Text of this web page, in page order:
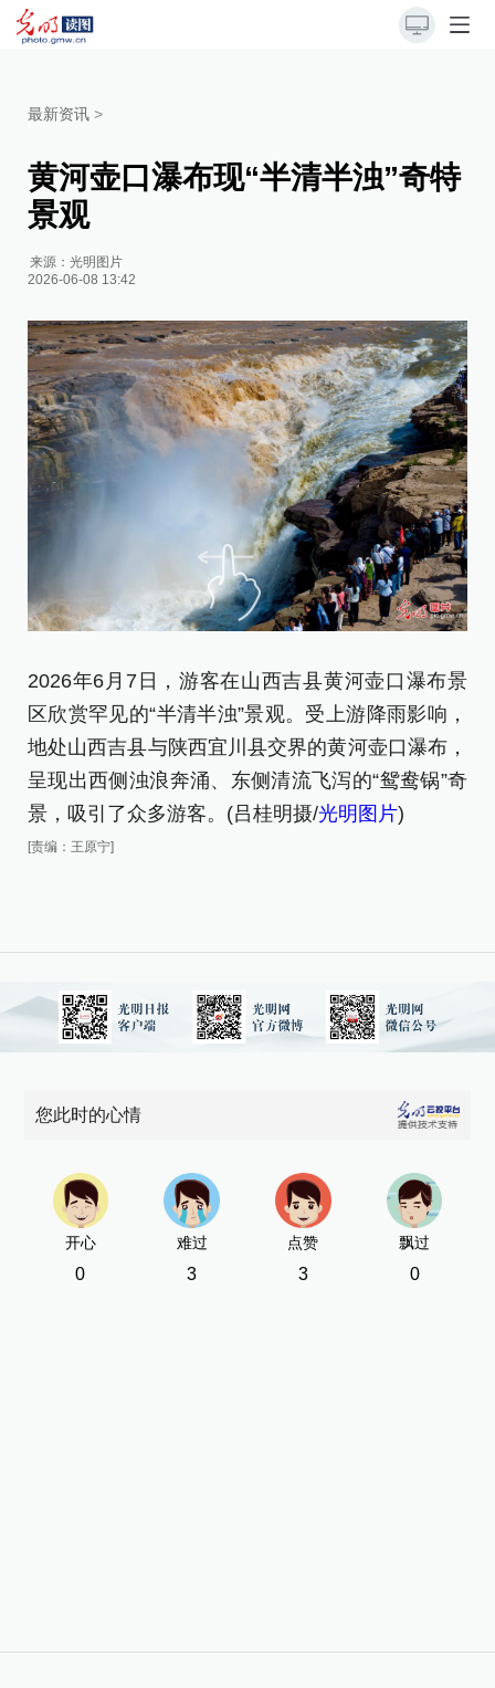
最新资讯 >
黄河壶口瀑布现“半清半浊”奇特
景观
来源：光明图片
2026-06-08 13:42
2026年6月7日，游客在山西吉县黄河壶口瀑布景
区欣赏罕见的“半清半浊”景观。受上游降雨影响，
地处山西吉县与陕西宜川县交界的黄河壶口瀑布，
呈现出西侧浊浪奔涌、东侧清流飞泻的“鸳鸯锅”奇
景，吸引了众多游客。(吕桂明摄/光明图片)
[责编：王原宁]
您此时的心情
开心
0
难过
3
点赞
3
飘过
0